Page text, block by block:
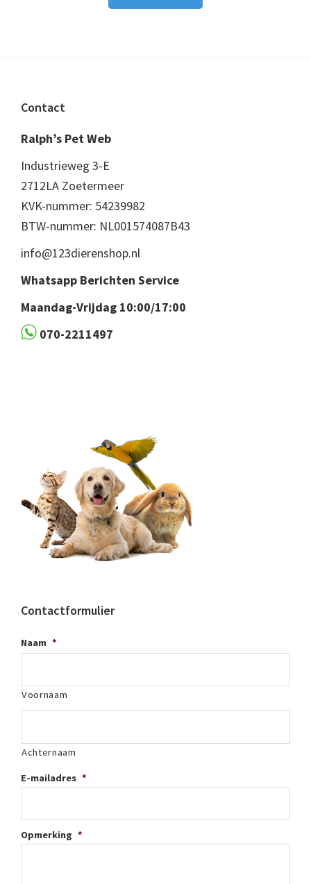
Footer
Contact
Ralph’s Pet Web
Industrieweg 3-E
2712LA Zoetermeer
KVK-nummer: 54239982
BTW-nummer: NL001574087B43
info@123dierenshop.nl
Whatsapp Berichten Service
Maandag-Vrijdag 10:00/17:00
070-2211497
Contactformulier
Naam *
Voornaam
Achternaam
E-mailadres *
Opmerking *